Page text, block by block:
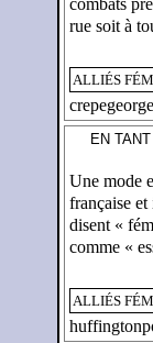
rue soit à
ALLIÉS
EN
Une mode
française et
disent «
comme «
ALLIÉS